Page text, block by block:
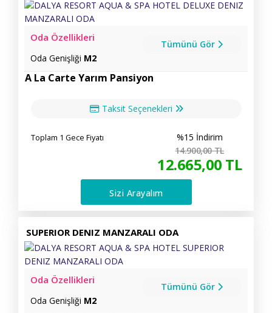
Oda Özellikleri
Oda Genişliği M2
Tümünü Gör
A La Carte Yarım Pansiyon
Taksit Seçenekleri
Toplam 1 Gece Fiyatı
%15 İndirim
14.900,00TL
12.665,00 TL
Sizi Arayalım
SUPERIOR DENIZ MANZARALI ODA
Oda Özellikleri
Oda Genişliği M2
Tümünü Gör